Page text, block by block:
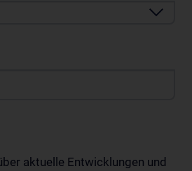
aktuelle Entwicklungen und